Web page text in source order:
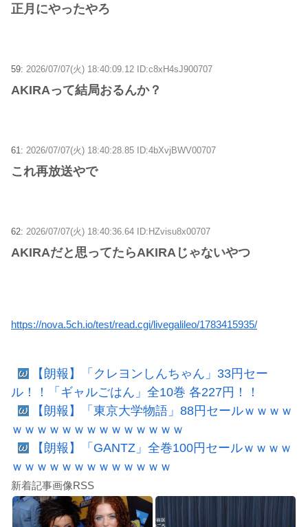
正月にやったやろ
59: 2026/07/07(火) 18:40:09.12 ID:c8xH4sJ900707
AKIRAって結局おるんか？
61: 2026/07/07(火) 18:40:28.85 ID:4bXvjBWV00707
これ再放送やで
62: 2026/07/07(火) 18:40:36.64 ID:HZvisu8x00707
AKIRAだと思ってたらAKIRAじゃないやつ
https://nova.5ch.io/test/read.cgi/livegalileo/1783415935/
【朗報】「クレヨンしんちゃん」33円セー
ル！！「ギャルごはん」全10巻 各227円！！
【朗報】「東京大学物語」88円セールｗｗｗｗ
ｗｗｗｗｗｗｗｗｗｗｗｗｗｗ
【朗報】「GANTZ」全巻100円セールｗｗｗｗ
ｗｗｗｗｗｗｗｗｗｗｗｗｗ
新着記事画像RSS